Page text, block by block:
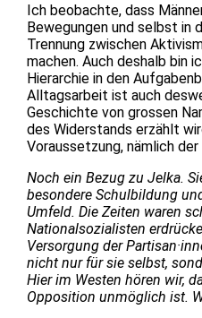
Ich beobachte, dass
Bewegungen und selbst in
Trennung zwischen
machen. Auch deshalb bin
Hierarchie in den
Alltagsarbeit ist auch
Geschichte von grossen
des Widerstands erzählt
Voraussetzung, nämlich
Noch ein Bezug zu Jelka.
besondere Schulbildung
Umfeld. Die Zeiten waren
Nationalsozialisten
Versorgung der
nicht nur für sie selbst,
Hier im Westen hören wir,
Opposition unmöglich ist.